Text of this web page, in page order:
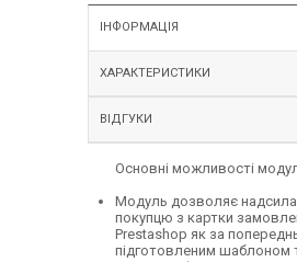
ІНФОРМАЦІЯ
ХАРАКТЕРИСТИКИ
ВІДГУКИ
Основні можливості
Модуль дозволяє
покупцю з картки
Prestashop як за
підготовленим шаблоном